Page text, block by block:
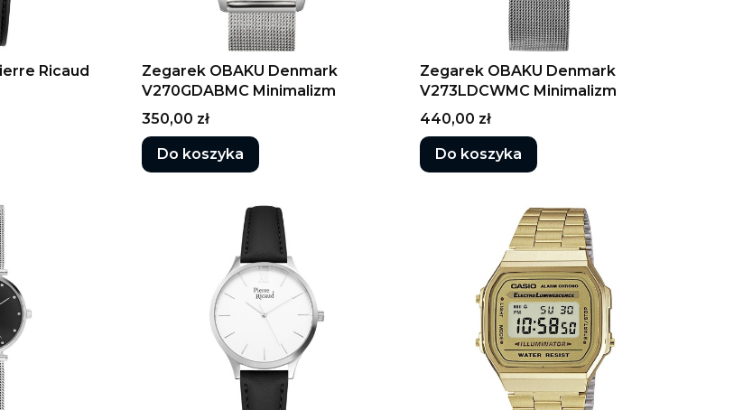
Ricaud
Zegarek OBAKU Denmark
V270GDABMC Minimalizm
Cena
350,00 zł
Do koszyka
Zegarek OBAKU Denmark
V273LDCWMC Minimalizm
Cena
440,00 zł
Do koszyka